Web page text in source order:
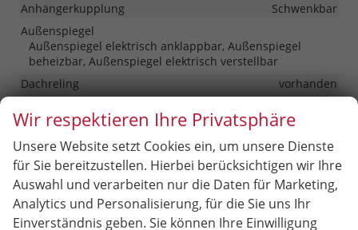
Anhängerkupplung
Schwenkbar
Außenspiegel
Außenspiegel elektrisch anklappbar, Außenspiegel
beheizbar, Außenspiegel elektrisch verstellbar
Dachreling
vorhanden
Elektrische Heckklappe, Gepäckraumklappe automatisch
Räder & Technik
Fahrwerk- und Regelungssysteme
Antiblockiersystem (ABS), Elektronisches Stabilitäts-
Wir respektieren Ihre Privatsphäre
Unsere Website setzt Cookies ein, um unsere Dienste
für Sie bereitzustellen. Hierbei berücksichtigen wir Ihre
Auswahl und verarbeiten nur die Daten für Marketing,
Analytics und Personalisierung, für die Sie uns Ihr
Einverständnis geben. Sie können Ihre Einwilligung